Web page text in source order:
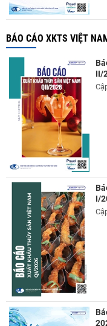
BÁO CÁO XKTS VIỆT
II/
I/